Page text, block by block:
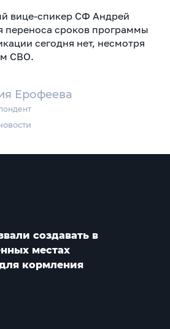
Ерофеева
вице-спикер СФ Андрей
переноса сроков программы
сегодня нет, несмотря
СВО.
создавать в
местах
кормления